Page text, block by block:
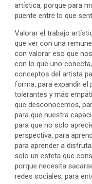
artística, porque para
puente entre lo que
Valorar el trabajo
que ver con una
con valorar eso que
con lo que uno
conceptos del artista
forma, para expandir el
tolerantes y más
que desconocemos,
para que nuestra
para que no solo
perspectiva, para
para aprender a
solo un esteta que
porque necesita
redes sociales, para